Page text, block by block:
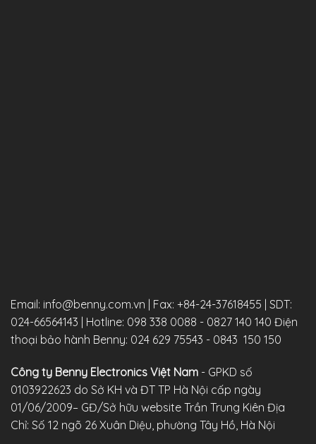
Email: info@benny.com.vn | Fax: +84-24-37618455 | SDT:
024-66564143 | Hotline: 098 338 0088 - 0827 140 140 Điện
thoại bảo hành Benny: 024 629 75543 - 0843 150 150
Công ty Benny Electronics Việt Nam - GPKD số
0103922623 do Sở KH và ĐT TP Hà Nội cấp ngày
01/06/2009– GĐ/Sở hữu website Trần Trung Kiên Địa
Chỉ: Số 12 ngõ 26 Xuân Diệu, phường Tây Hồ, Hà Nội